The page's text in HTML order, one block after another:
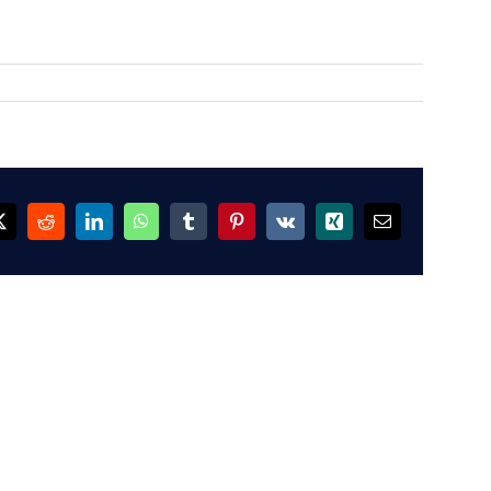
RedditLinkedInWhatsAppTumblrPinterest
Vk Xing Email